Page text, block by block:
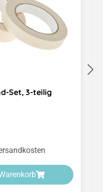
Set, 3-teilig